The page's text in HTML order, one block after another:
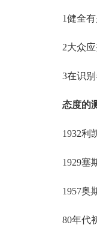
1健全有
2大众应努
3在识别各
态度的
1932利凯
1929塞斯
1957奥斯
80年代初